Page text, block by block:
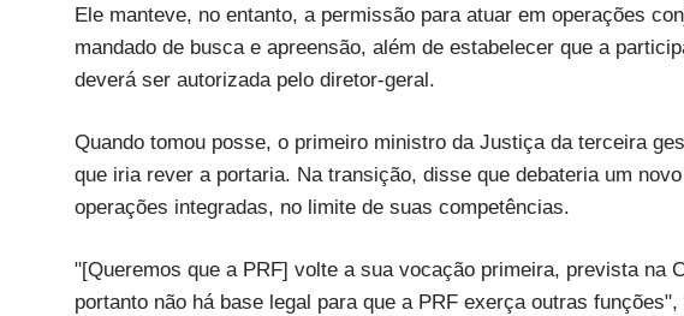
Ele manteve, no entanto, a permissão para atuar em operações
mandado de busca e apreensão, além de estabelecer que a
deverá ser autorizada pelo diretor-geral.
Quando tomou posse, o primeiro ministro da Justiça da terceira
que iria rever a portaria. Na transição, disse que debateria um
operações integradas, no limite de suas competências.
"[Queremos que a PRF] volte a sua vocação primeira, prevista na
portanto não há base legal para que a PRF exerça outras funções",